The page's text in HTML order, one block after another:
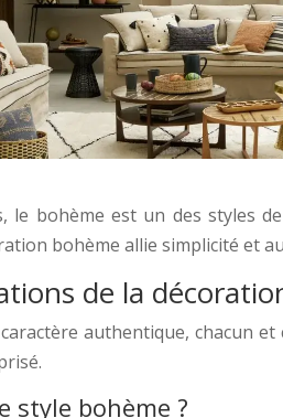
le bohème est un des styles
bohème allie simplicité et
de la
authentique, chacun
style bohème ?